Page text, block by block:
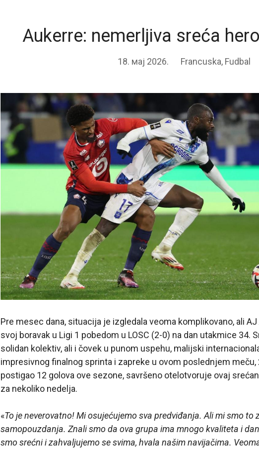
Aukerre: nemerljiva sreća
18. мај 2026. Francuska, Fudbal
Pre mesec dana, situacija je izgledala veoma komplikovano, ali
svoj boravak u Ligi 1 pobedom u LOSC (2-0) na dan utakmice 34.
solidan kolektiv, ali i čovek u punom uspehu, malijski
impresivnog finalnog sprinta i zapreke u ovom poslednjem meču,
postigao 12 golova ove sezone, savršeno otelotvoruje ovaj
za nekoliko nedelja.
«To je neverovatno! Mi osujećujemo sva predviđanja. Ali mi smo to
samopouzdanja. Znali smo da ova grupa ima mnogo kvaliteta i
smo srećni i zahvaljujemo se svima, hvala našim navijačima.